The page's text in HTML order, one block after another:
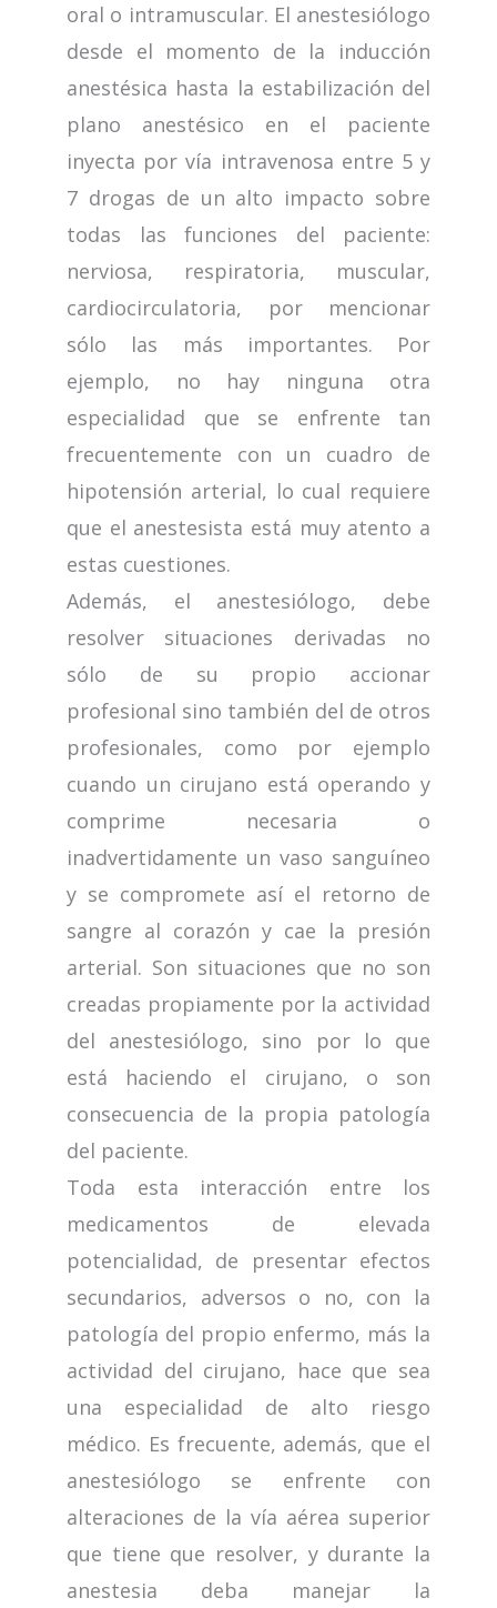
oral o intramuscular. El anestesiólogo
desde el momento de la inducción
anestésica hasta la estabilización del
plano anestésico en el paciente
inyecta por vía intravenosa entre 5 y
7 drogas de un alto impacto sobre
todas las funciones del paciente:
nerviosa, respiratoria, muscular,
cardiocirculatoria, por mencionar
sólo las más importantes. Por
ejemplo, no hay ninguna otra
especialidad que se enfrente tan
frecuentemente con un cuadro de
hipotensión arterial, lo cual requiere
que el anestesista está muy atento a
estas cuestiones.
Además, el anestesiólogo, debe
resolver situaciones derivadas no
sólo de su propio accionar
profesional sino también del de otros
profesionales, como por ejemplo
cuando un cirujano está operando y
comprime necesaria o
inadvertidamente un vaso sanguíneo
y se compromete así el retorno de
sangre al corazón y cae la presión
arterial. Son situaciones que no son
creadas propiamente por la actividad
del anestesiólogo, sino por lo que
está haciendo el cirujano, o son
consecuencia de la propia patología
del paciente.
Toda esta interacción entre los
medicamentos de elevada
potencialidad, de presentar efectos
secundarios, adversos o no, con la
patología del propio enfermo, más la
actividad del cirujano, hace que sea
una especialidad de alto riesgo
médico. Es frecuente, además, que el
anestesiólogo se enfrente con
alteraciones de la vía aérea superior
que tiene que resolver, y durante la
anestesia deba manejar la